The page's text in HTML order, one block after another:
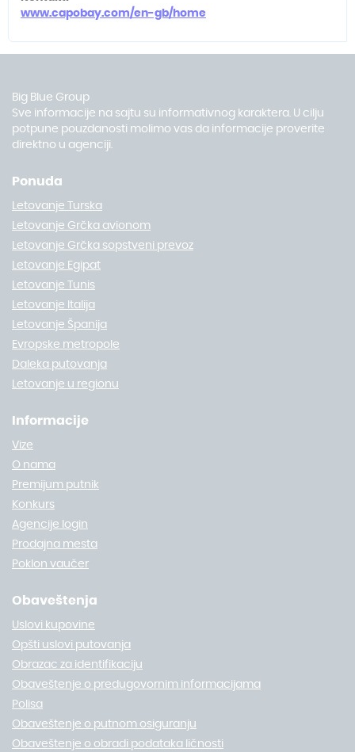
www.capobay.com/en-gb/home
Big Blue Group
Sve informacije na sajtu su informativnog karaktera. U cilju
potpune pouzdanosti molimo vas da informacije proverite
direktno u agenciji.
Ponuda
Letovanje Turska
Letovanje Grčka avionom
Letovanje Grčka sopstveni prevoz
Letovanje Egipat
Letovanje Tunis
Letovanje Italija
Letovanje Španija
Evropske metropole
Daleka putovanja
Letovanje u regionu
Informacije
Vize
O nama
Premijum putnik
Konkurs
Agencije login
Prodajna mesta
Poklon vaučer
Obaveštenja
Uslovi kupovine
Opšti uslovi putovanja
Obrazac za identifikaciju
Obaveštenje o predugovornim informacijama
Polisa
Obaveštenje o putnom osiguranju
Obaveštenje o obradi podataka ličnosti